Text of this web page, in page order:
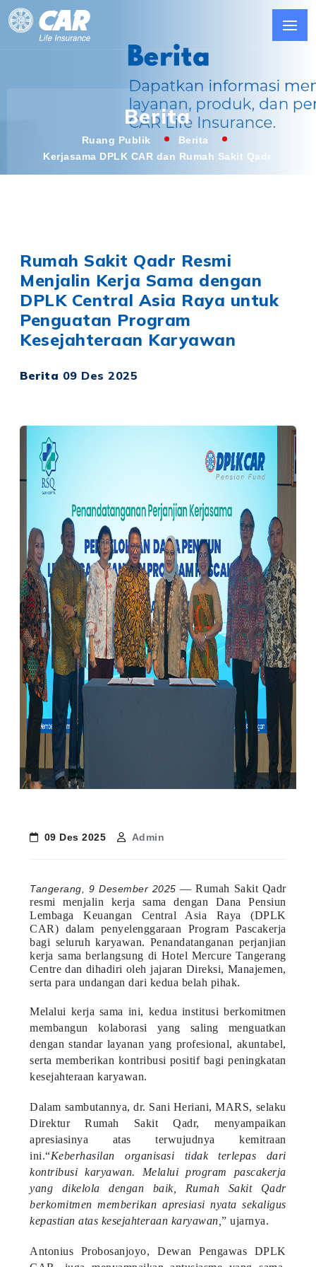
Berita
Ruang Publik
Berita
Kerjasama DPLK CAR dan Rumah Sakit Qadr
Rumah Sakit Qadr Resmi
Menjalin Kerja Sama dengan
DPLK Central Asia Raya untuk
Penguatan Program
Kesejahteraan Karyawan
Berita 09 Des 2025
09 Des 2025 Admin
Tangerang, 9 Desember 2025 — Rumah Sakit Qadr
resmi menjalin kerja sama dengan Dana Pensiun
Lembaga Keuangan Central Asia Raya (DPLK
CAR) dalam penyelenggaraan Program Pascakerja
bagi seluruh karyawan. Penandatanganan perjanjian
kerja sama berlangsung di Hotel Mercure Tangerang
Centre dan dihadiri oleh jajaran Direksi, Manajemen,
serta para undangan dari kedua belah pihak.
Melalui kerja sama ini, kedua institusi berkomitmen
membangun kolaborasi yang saling menguatkan
dengan standar layanan yang profesional, akuntabel,
serta memberikan kontribusi positif bagi peningkatan
kesejahteraan karyawan.
Dalam sambutannya, dr. Sani Heriani, MARS, selaku
Direktur Rumah Sakit Qadr, menyampaikan
apresiasinya atas terwujudnya kemitraan
ini.“Keberhasilan organisasi tidak terlepas dari
kontribusi karyawan. Melalui program pascakerja
yang dikelola dengan baik, Rumah Sakit Qadr
berkomitmen memberikan apresiasi nyata sekaligus
kepastian atas kesejahteraan karyawan,” ujarnya.
Antonius Probosanjoyo, Dewan Pengawas DPLK